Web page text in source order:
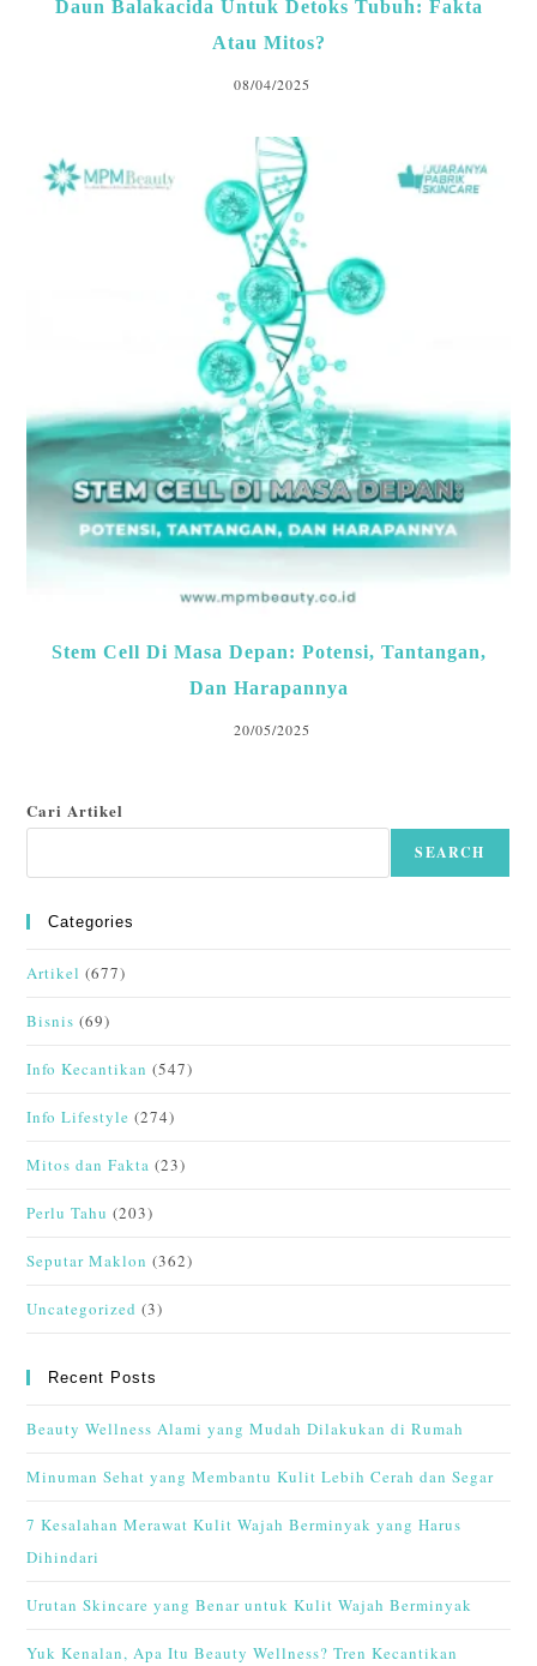
Daun Balakacida Untuk Detoks Tubuh: Fakta
Atau Mitos?
08/04/2025
Stem Cell Di Masa Depan: Potensi, Tantangan,
Dan Harapannya
20/05/2025
Cari Artikel
SEARCH
Categories
Artikel (677)
Bisnis (69)
Info Kecantikan (547)
Info Lifestyle (274)
Mitos dan Fakta (23)
Perlu Tahu (203)
Seputar Maklon (362)
Uncategorized (3)
Recent Posts
Beauty Wellness Alami yang Mudah Dilakukan di Rumah
Minuman Sehat yang Membantu Kulit Lebih Cerah dan Segar
7 Kesalahan Merawat Kulit Wajah Berminyak yang Harus
Dihindari
Urutan Skincare yang Benar untuk Kulit Wajah Berminyak
Yuk Kenalan, Apa Itu Beauty Wellness? Tren Kecantikan